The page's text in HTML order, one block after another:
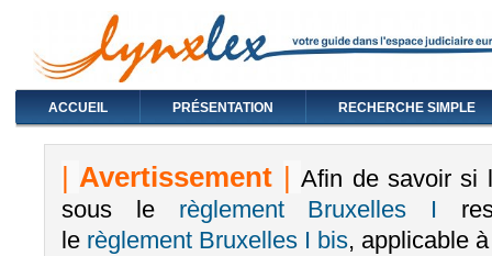
ACCUEIL PRÉSENTATION RECHERCHE SIMPLE
|Avertissement | Afin de savoir si
sous le règlement Bruxelles I
le règlement Bruxelles I bis, applicable